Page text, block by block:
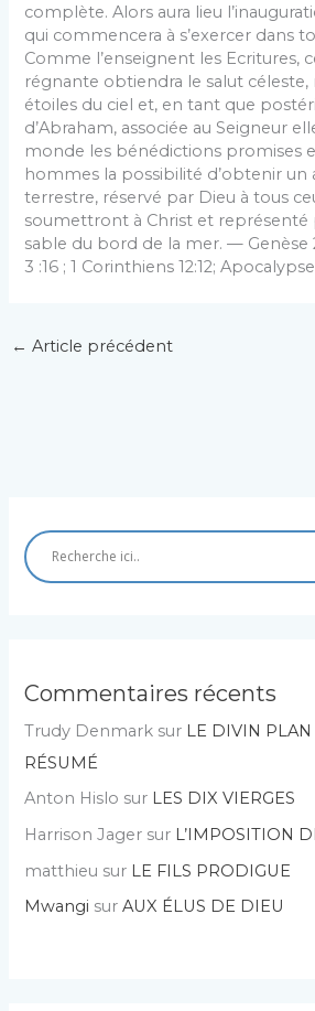
complète. Alors aura lieu
qui commencera à s’exercer dans
Comme l’enseignent les Ecritures,
régnante obtiendra le salut
étoiles du ciel et, en tant que
d’Abraham, associée au Seigneur
monde les bénédictions promises
hommes la possibilité d’obtenir un
terrestre, réservé par Dieu à tous
soumettront à Christ et représenté
sable du bord de la mer. — Genèse
3 :16 ; 1 Corinthiens 12:12;
← Article précédent
Commentaires récents
Trudy Denmark sur LE DIVIN PLAN
RÉSUMÉ
Anton Hislo sur LES DIX VIERGES
Harrison Jager sur L’IMPOSITION
matthieu sur LE FILS PRODIGUE
Mwangi surAUX ÉLUS DE DIEU